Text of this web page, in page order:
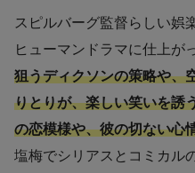
スピルバーグ監督らしい娯
ヒューマンドラマに仕上が
狙うディクソンの策略や、
りとりが、楽しい笑いを誘
の恋模様や、彼の切ない心
塩梅でシリアスとコミカル